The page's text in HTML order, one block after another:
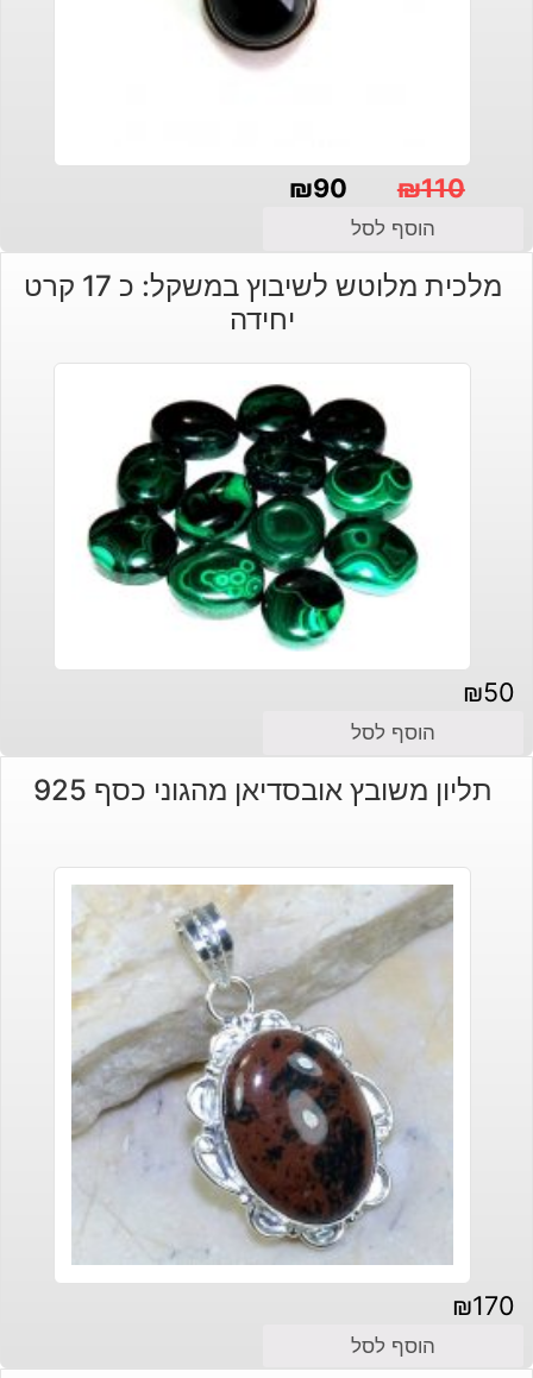
₪110
המקורי
היה:
₪90
הנוכחי
הוא:
הוסף לסל
מלכית מלוטש לשיבוץ במשקל: כ 17 קרט
יחידה
₪50
הוסף לסל
תליון משובץ אובסדיאן מהגוני כסף 925
₪170
הוסף לסל